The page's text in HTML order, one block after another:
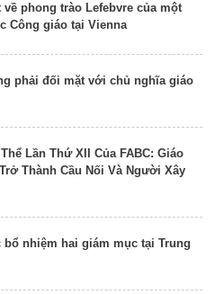
phong trào Lefebvre của một
Công giáo tại Vienna
phải đối mặt với chủ nghĩa giáo
Lần Thứ XII Của FABC: Giáo
Thành Cầu Nối Và Người Xây
nhiệm hai giám mục tại Trung